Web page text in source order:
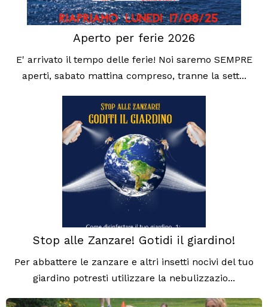
Aperto per ferie 2026
E' arrivato il tempo delle ferie! Noi saremo SEMPRE
aperti, sabato mattina compreso, tranne la sett...
Stop alle Zanzare! Gotidi il giardino!
Per abbattere le zanzare e altri insetti nocivi del tuo
giardino potresti utilizzare la nebulizzazio...